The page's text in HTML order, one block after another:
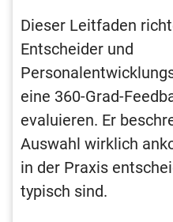
Dieser Leitfaden
Entscheider und
eine 360-Grad-
evaluieren. Er
Auswahl wirklich
in der Praxis
typisch sind.